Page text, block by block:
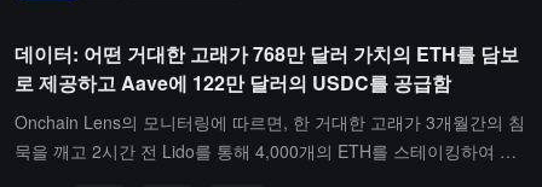
데이터: 어떤 거대한 고래가 768만 달러 가치의 ETH를 담보
로 제공하고 Aave에 122만 달러의 USDC를 공급함
Onchain Lens의 모니터링에 따르면, 한 거대한 고래가 3개월간의 침
묵을 깨고 2시간 전 Lido를 통해 4,000개의 ETH를 스테이킹하여 약